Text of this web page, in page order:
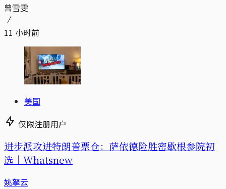
曾雪雯
11 小时前
美国
仅限注册用户
进步派攻进特朗普票仓：萨依德险胜密歇根参院初
选｜Whatsnew
姚拏云